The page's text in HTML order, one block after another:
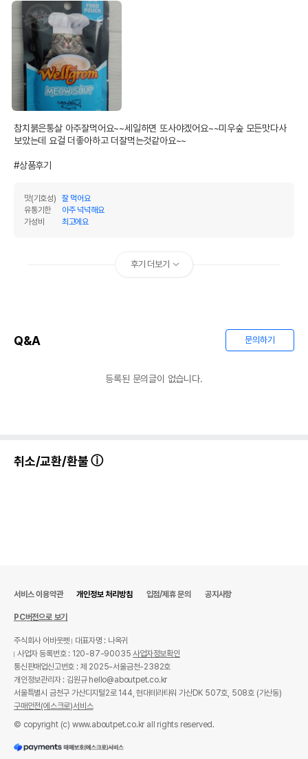
참치붉은통살 아주잘먹어요~~세일하면 또사야겠어요~~미우숲 모든맛다사
보았는데 요걸 더좋아하고 더잘먹는것같아요~~
#상품후기
맛(기호성)
잘 먹어요
유통기한
아주 넉넉해요
가성비
최고에요
후기 더보기
Q&A 문의하기
등록된 문의글이 없습니다.
취소/교환/환불
서비스 이용약관 개인정보 처리방침 입점/제휴 문의 공지사항
PC버전으로 보기
주식회사 어바웃펫
대표자명 : 나옥귀
사업자 등록번호 : 120-87-90035사업자정보확인
통신판매업신고번호 : 제 2025-서울금천-2382호
개인정보관리자 : 김원규 hello@aboutpet.co.kr
서울특별시 금천구 가산디지털2로 144, 현대테라타워 가산DK 507호, 508호 (가산동)
구매안전(에스크로)서비스
© copyright (c) www.aboutpet.co.kr all rights reserved.